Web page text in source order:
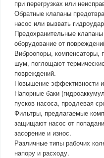
при перегрузках или
Обратные клапаны
насос или вызвать
Предохранительные
оборудование от
Виброопоры,
шум, поглощают
повреждений.
Повышение эффективности
Напорные баки
пусков насоса, продлевая
Фильтры, предлагаемые
защищают насос от
засорение и износ.
Различные типы рабочих
напору и расходу.